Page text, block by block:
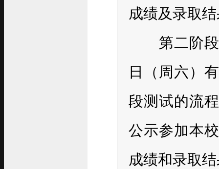
成绩及录取
第二阶段
日（周六）
段测试的流
公示参加本
成绩和录取